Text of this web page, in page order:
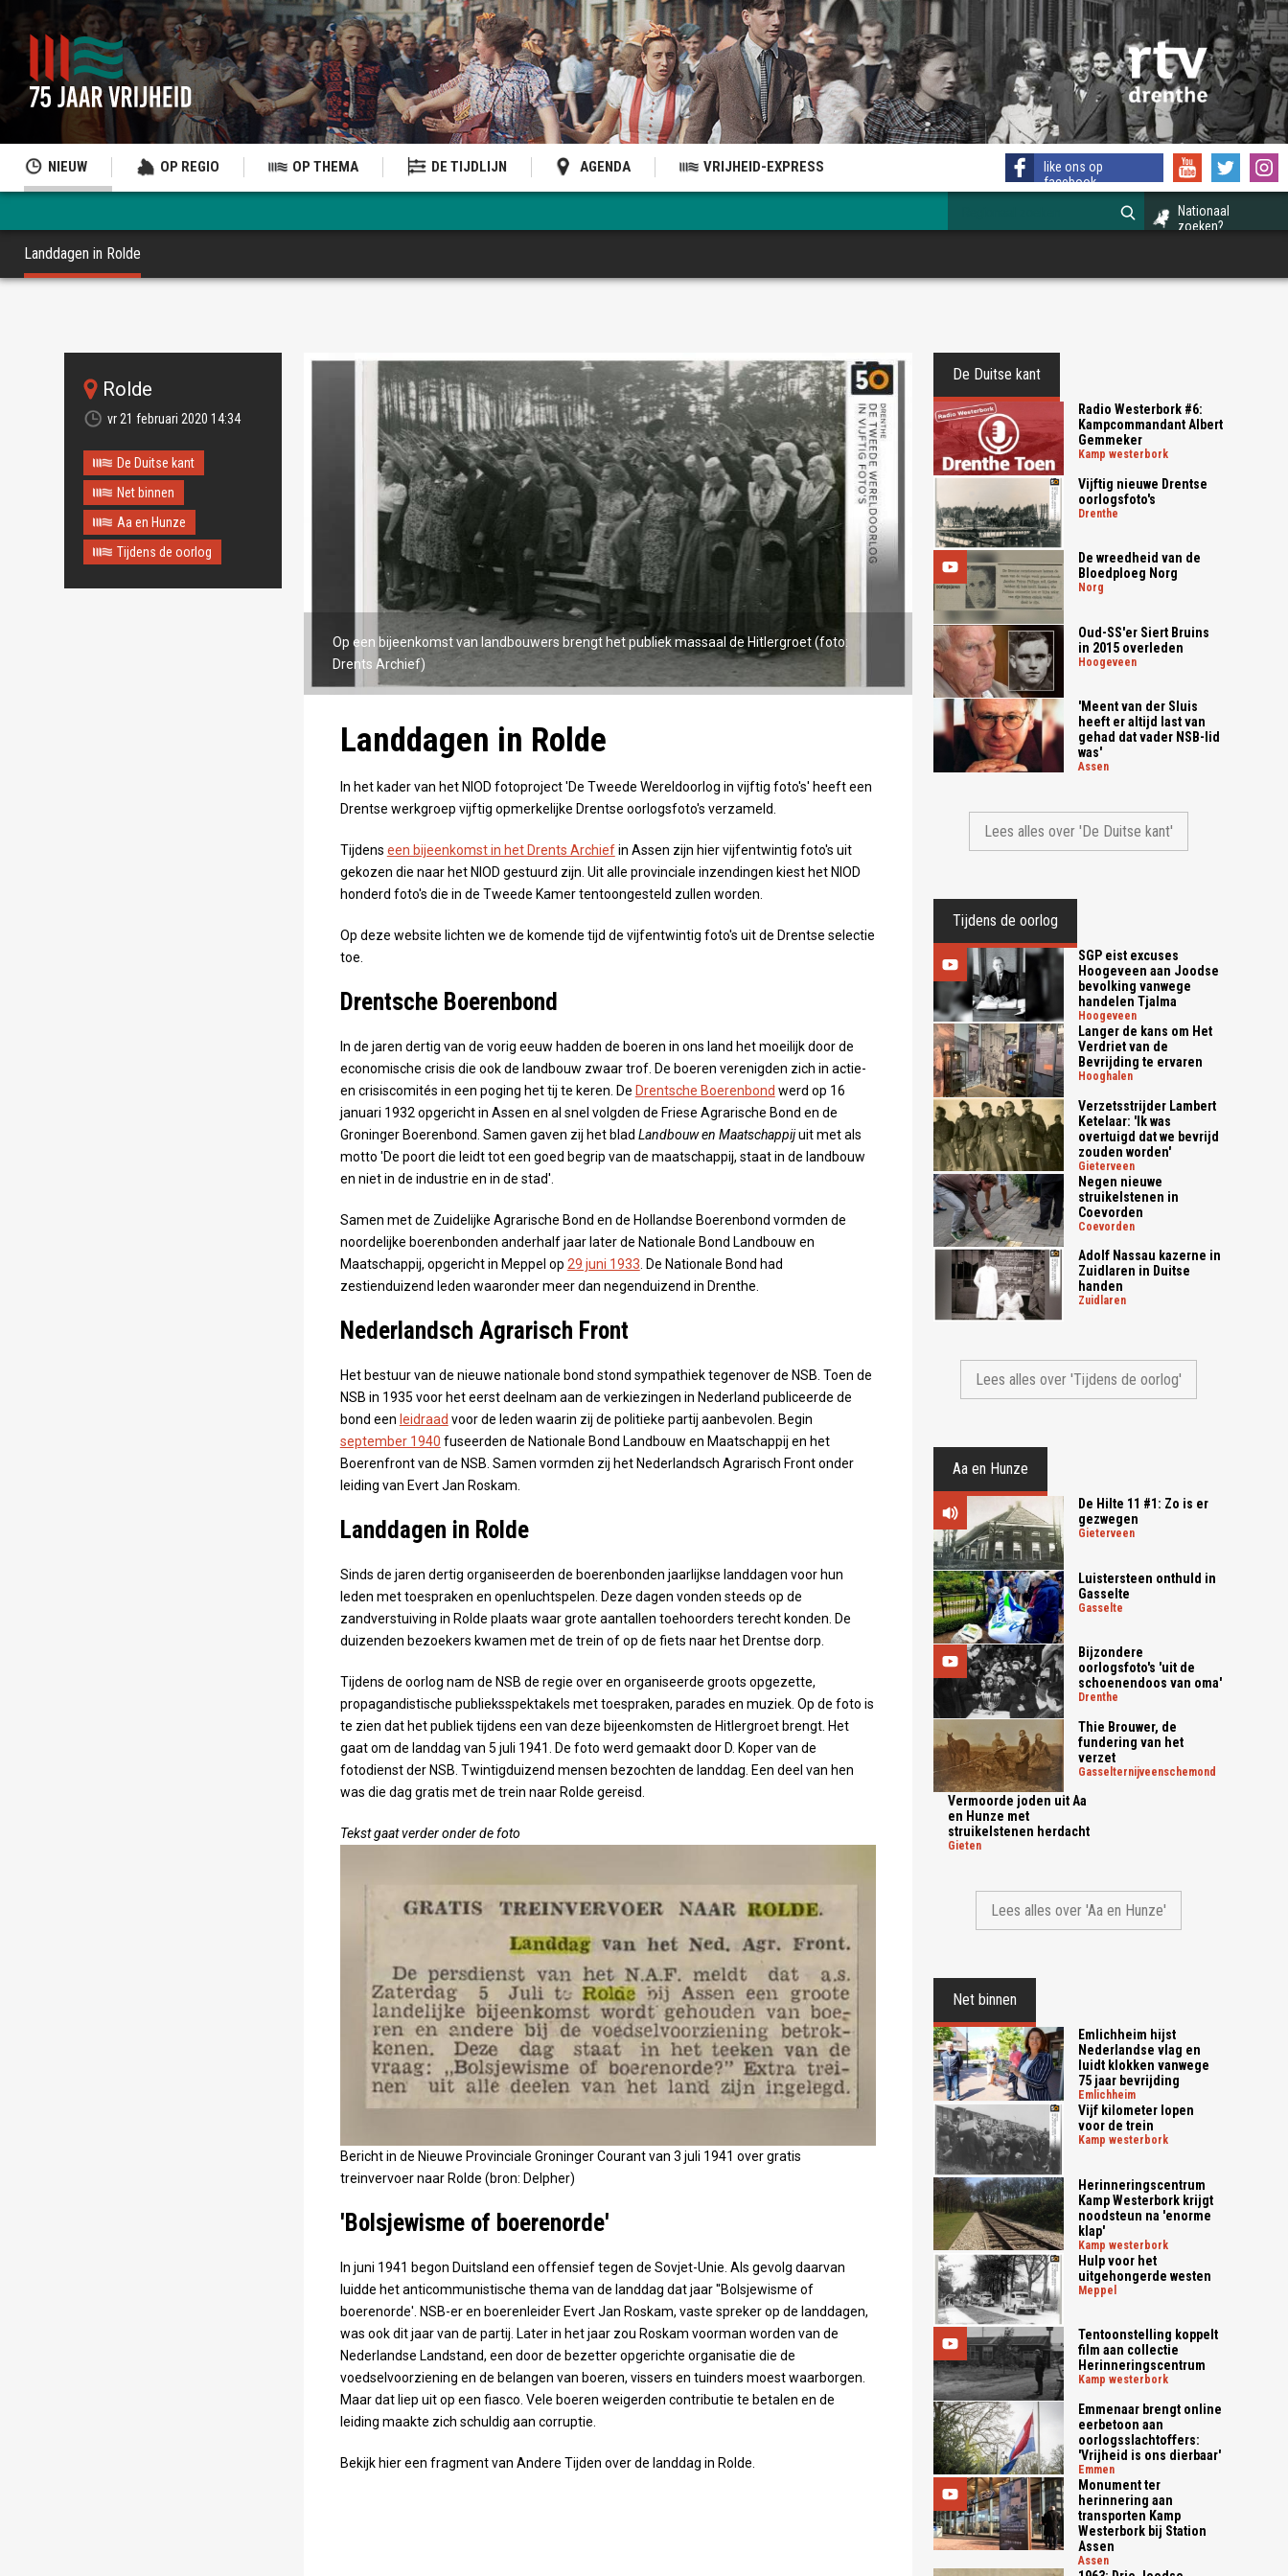
NIEUW OP REGIO OP THEMA DE TIJDLIJN AGENDA VRIJHEID-EXPRESS
like ons op
facebook
Nationaal
zoeken?
Landdagen in Rolde
Rolde
vr 21 februari 2020 14:34
De Duitse kant
Net binnen
Aa en Hunze
Tijdens de oorlog
Op een bijeenkomst van landbouwers brengt het publiek massaal de Hitlergroet (foto:
Drents Archief)
Landdagen in Rolde
In het kader van het NIOD fotoproject 'De Tweede Wereldoorlog in vijftig foto's' heeft een
Drentse werkgroep vijftig opmerkelijke Drentse oorlogsfoto's verzameld.
Tijdens een bijeenkomst in het Drents Archiefin Assen zijn hier vijfentwintig foto's uit
gekozen die naar het NIOD gestuurd zijn. Uit alle provinciale inzendingen kiest het NIOD
honderd foto's die in de Tweede Kamer tentoongesteld zullen worden.
Op deze website lichten we de komende tijd de vijfentwintig foto's uit de Drentse selectie
toe.
Drentsche Boerenbond
In de jaren dertig van de vorig eeuw hadden de boeren in ons land het moeilijk door de
economische crisis die ook de landbouw zwaar trof. De boeren verenigden zich in actie-
en crisiscomités in een poging het tij te keren. De Drentsche Boerenbond werd op 16
januari 1932 opgericht in Assen en al snel volgden de Friese Agrarische Bond en de
Groninger Boerenbond. Samen gaven zij het blad Landbouw en Maatschappijuit met als
motto 'De poort die leidt tot een goed begrip van de maatschappij, staat in de landbouw
en niet in de industrie en in de stad'.
Samen met de Zuidelijke Agrarische Bond en de Hollandse Boerenbond vormden de
noordelijke boerenbonden anderhalf jaar later de Nationale Bond Landbouw en
Maatschappij, opgericht in Meppel op 29 juni 1933 . De Nationale Bond had
zestienduizend leden waaronder meer dan negenduizend in Drenthe.
Nederlandsch Agrarisch Front
Het bestuur van de nieuwe nationale bond stond sympathiek tegenover de NSB. Toen de
NSB in 1935 voor het eerst deelnam aan de verkiezingen in Nederland publiceerde de
bond een leidraad voor de leden waarin zij de politieke partij aanbevolen. Begin
september 1940 fuseerden de Nationale Bond Landbouw en Maatschappij en het
Boerenfront van de NSB. Samen vormden zij het Nederlandsch Agrarisch Front onder
leiding van Evert Jan Roskam.
Landdagen in Rolde
Sinds de jaren dertig organiseerden de boerenbonden jaarlijkse landdagen voor hun
leden met toespraken en openluchtspelen. Deze dagen vonden steeds op de
zandverstuiving in Rolde plaats waar grote aantallen toehoorders terecht konden. De
duizenden bezoekers kwamen met de trein of op de fiets naar het Drentse dorp.
Tijdens de oorlog nam de NSB de regie over en organiseerde groots opgezette,
propagandistische publieksspektakels met toespraken, parades en muziek. Op de foto is
te zien dat het publiek tijdens een van deze bijeenkomsten de Hitlergroet brengt. Het
gaat om de landdag van 5 juli 1941. De foto werd gemaakt door D. Koper van de
fotodienst der NSB. Twintigduizend mensen bezochten de landdag. Een deel van hen
was die dag gratis met de trein naar Rolde gereisd.
Tekst gaat verder onder de foto
Bericht in de Nieuwe Provinciale Groninger Courant van 3 juli 1941 over gratis
treinvervoer naar Rolde (bron: Delpher)
'Bolsjewisme of boerenorde'
In juni 1941 begon Duitsland een offensief tegen de Sovjet-Unie. Als gevolg daarvan
luidde het anticommunistische thema van de landdag dat jaar ''Bolsjewisme of
boerenorde'. NSB-er en boerenleider Evert Jan Roskam, vaste spreker op de landdagen,
was ook dit jaar van de partij. Later in het jaar zou Roskam voorman worden van de
Nederlandse Landstand, een door de bezetter opgerichte organisatie die de
voedselvoorziening en de belangen van boeren, vissers en tuinders moest waarborgen.
Maar dat liep uit op een fiasco. Vele boeren weigerden contributie te betalen en de
leiding maakte zich schuldig aan corruptie.
Bekijk hier een fragment van Andere Tijden over de landdag in Rolde.
De Duitse kant
Radio Westerbork #6:
Kampcommandant Albert
Gemmeker
kamp westerbork
Vijftig nieuwe Drentse
oorlogsfoto's
drenthe
De wreedheid van de
Bloedploeg Norg
norg
Oud-SS'er Siert Bruins
in 2015 overleden
hoogeveen
'Meent van der Sluis
heeft er altijd last van
gehad dat vader NSB-lid
was'
assen
Lees alles over 'De Duitse kant'
Tijdens de oorlog
SGP eist excuses
Hoogeveen aan Joodse
bevolking vanwege
handelen Tjalma
hoogeveen
Langer de kans om Het
Verdriet van de
Bevrijding te ervaren
hooghalen
Verzetsstrijder Lambert
Ketelaar: 'Ik was
overtuigd dat we bevrijd
zouden worden'
gieterveen
Negen nieuwe
struikelstenen in
Coevorden
coevorden
Adolf Nassau kazerne in
Zuidlaren in Duitse
handen
zuidlaren
Lees alles over 'Tijdens de oorlog'
Aa en Hunze
De Hilte 11 #1: Zo is er
gezwegen
gieterveen
Luistersteen onthuld in
Gasselte
gasselte
Bijzondere
oorlogsfoto's 'uit de
schoenendoos van oma'
drenthe
Thie Brouwer, de
fundering van het
verzet
gasselternijveenschemond
Vermoorde joden uit Aa
en Hunze met
struikelstenen herdacht
gieten
Lees alles over 'Aa en Hunze'
Net binnen
Emlichheim hijst
Nederlandse vlag en
luidt klokken vanwege
75 jaar bevrijding
emlichheim
Vijf kilometer lopen
voor de trein
kamp westerbork
Herinneringscentrum
Kamp Westerbork krijgt
noodsteun na 'enorme
klap'
kamp westerbork
Hulp voor het
uitgehongerde westen
meppel
Tentoonstelling koppelt
film aan collectie
Herinneringscentrum
kamp westerbork
Emmenaar brengt online
eerbetoon aan
oorlogsslachtoffers:
'Vrijheid is ons dierbaar'
emmen
Monument ter
herinnering aan
transporten Kamp
Westerbork bij Station
Assen
assen